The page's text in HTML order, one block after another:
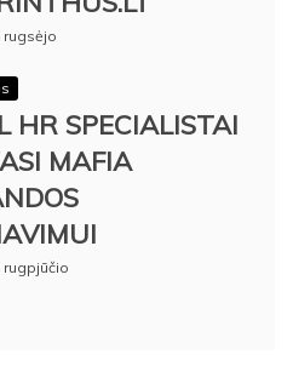
rugsėjo
HR SPECIALISTAI
MAFIA
rugpjūčio